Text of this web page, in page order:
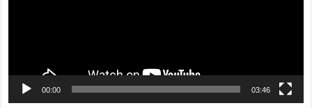
00:00 03:46